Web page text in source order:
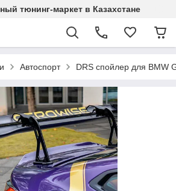
тюнинг-маркет в Казахстане
Автоспорт DRS спойлер для BMW